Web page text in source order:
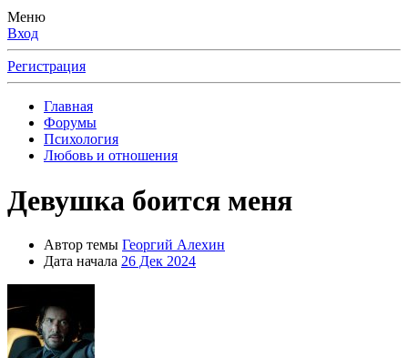
Меню
Вход
Регистрация
Главная
Форумы
Психология
Любовь и отношения
Девушка боится меня
Автор темы Георгий Алехин
Дата начала 26 Дек 2024